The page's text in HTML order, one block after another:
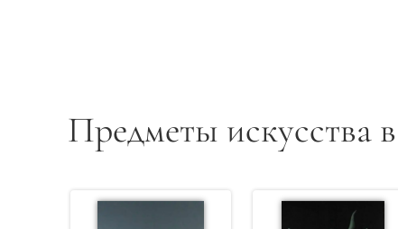
Предметы искусства